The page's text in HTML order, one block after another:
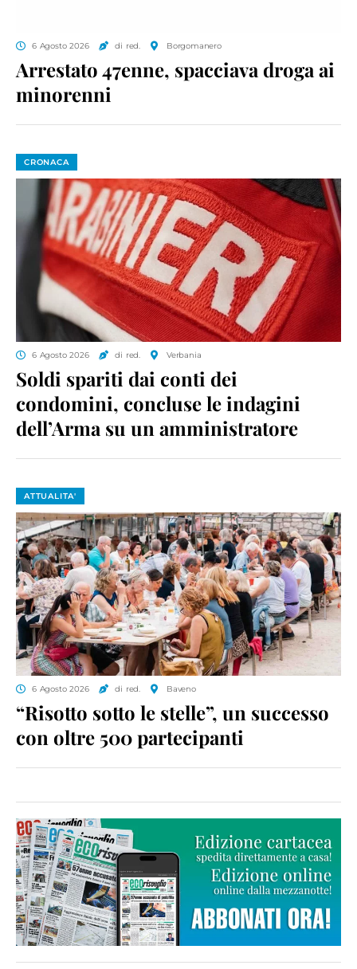
6 Agosto 2026 di red. Borgomanero
Arrestato 47enne, spacciava droga ai
minorenni
CRONACA
6 Agosto 2026 di red. Verbania
Soldi spariti dai conti dei
condomini, concluse le indagini
dell’Arma su un amministratore
ATTUALITA'
6 Agosto 2026 di red. Baveno
“Risotto sotto le stelle”, un successo
con oltre 500 partecipanti